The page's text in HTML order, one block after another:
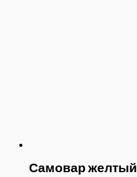
Самовар желтый